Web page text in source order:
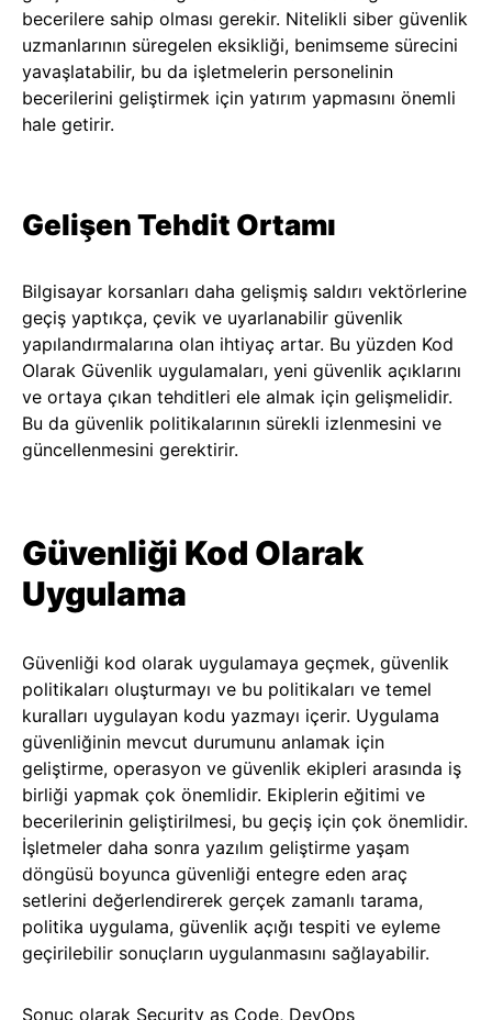
becerilere sahip olması gerekir. Nitelikli siber güvenlik
uzmanlarının süregelen eksikliği, benimseme sürecini
yavaşlatabilir, bu da işletmelerin personelinin
becerilerini geliştirmek için yatırım yapmasını önemli
hale getirir.
Gelişen Tehdit Ortamı
Bilgisayar korsanları daha gelişmiş saldırı vektörlerine
geçiş yaptıkça, çevik ve uyarlanabilir güvenlik
yapılandırmalarına olan ihtiyaç artar. Bu yüzden Kod
Olarak Güvenlik uygulamaları, yeni güvenlik açıklarını
ve ortaya çıkan tehditleri ele almak için gelişmelidir.
Bu da güvenlik politikalarının sürekli izlenmesini ve
güncellenmesini gerektirir.
Güvenliği Kod Olarak
Uygulama
Güvenliği kod olarak uygulamaya geçmek, güvenlik
politikaları oluşturmayı ve bu politikaları ve temel
kuralları uygulayan kodu yazmayı içerir. Uygulama
güvenliğinin mevcut durumunu anlamak için
geliştirme, operasyon ve güvenlik ekipleri arasında iş
birliği yapmak çok önemlidir. Ekiplerin eğitimi ve
becerilerinin geliştirilmesi, bu geçiş için çok önemlidir.
İşletmeler daha sonra yazılım geliştirme yaşam
döngüsü boyunca güvenliği entegre eden araç
setlerini değerlendirerek gerçek zamanlı tarama,
politika uygulama, güvenlik açığı tespiti ve eyleme
geçirilebilir sonuçların uygulanmasını sağlayabilir.
Sonuç olarak Security as Code, DevOps